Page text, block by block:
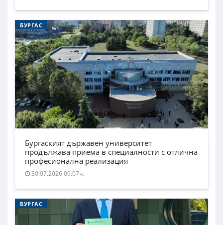
БУРГАС
Бургаският държавен университет
продължава приема в специалности с отлична
професионална реализация
30.07.2026 09:07ч.
БУРГАС